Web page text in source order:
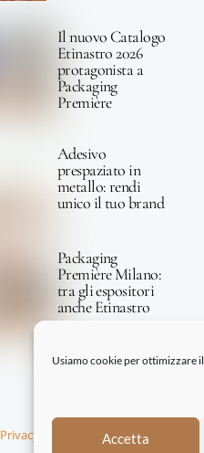
Usiamo cookie per ottimizzare
Accetta
Il nuovo Catalogo
Etinastro 2026
protagonista a
Packaging
Première
Adesivo
prespaziato in
metallo: rendi
unico il tuo brand
Packaging
Première Milano:
tra gli espositori
anche Etinastro
Privacy Policy Cookie Policy